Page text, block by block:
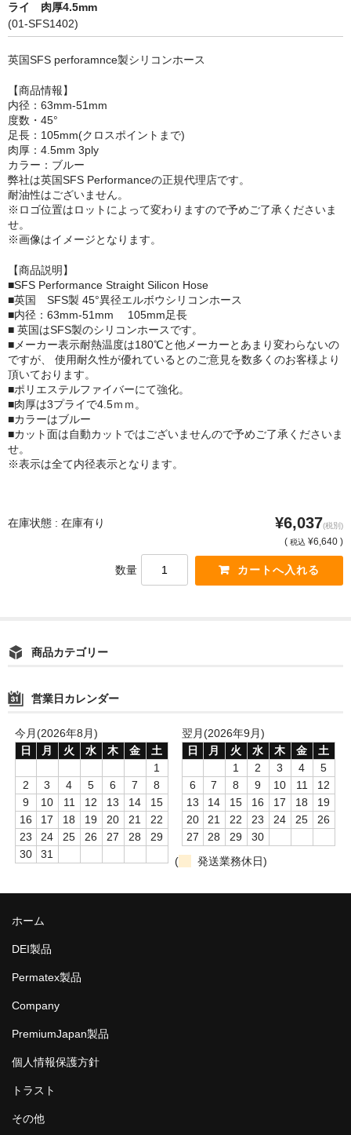
Sitemap
ライ 肉厚4.5mm
(01-SFS1402)
英国SFS perforamnce製シリコンホース
【商品情報】
内径：63mm-51mm
度数・45°
足長：105mm(クロスポイントまで)
肉厚：4.5mm 3ply
カラー：ブルー
弊社は英国SFS Performanceの正規代理店です。
耐油性はございません。
※ロゴ位置はロットによって変わりますので予めご了承くださいま
せ。
※画像はイメージとなります。
【商品説明】
■SFS Performance Straight Silicon Hose
■英国 SFS製 45°異径エルボウシリコンホース
■内径：63mm-51mm 105mm足長
■ 英国はSFS製のシリコンホースです。
■メーカー表示耐熱温度は180℃と他メーカーとあまり変わらないの
ですが、 使用耐久性が優れているとのご意見を数多くのお客様より
頂いております。
■ポリエステルファイバーにて強化。
■肉厚は3プライで4.5ｍｍ。
■カラーはブルー
■カット面は自動カットではございませんので予めご了承くださいま
せ。
※表示は全て内径表示となります。
在庫状態 : 在庫有り ¥6,037(税別)
( 税込 ¥6,640 )
数量
商品カテゴリー
営業日カレンダー
今月(2026年8月)
日
月 火 水 木 金
土
1
2
3 4 5 6 7
8
9
10 11 12 13 14
15
16
17 18 19 20 21
22
23
24 25 26 27 28
29
30
31
翌月(2026年9月)
日
月 火 水 木 金
土
1
2 3 4
5
6
7 8 9 10 11
12
13
14 15 16 17 18
19
20
21 22 23 24 25
26
27
28 29
30
(
発送業務休日)
ホーム
DEI製品
Permatex製品
Company
PremiumJapan製品
個人情報保護方針
トラスト
その他